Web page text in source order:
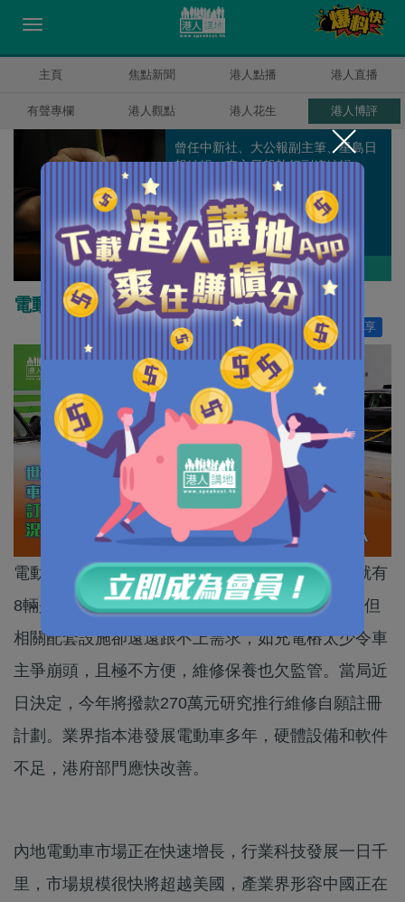
主頁 焦點新聞 港人點播 港人直播
有聲專欄 港人觀點 港人花生 港人博評
秦島
曾任中新社、大公報副主筆、星島日
報編輯，東方日報執行副總編輯。
作者其他博評
電動車政策滯後 不如直向內地取經
分享
109
電動車在本港愈來愈普及，平均每百輛私家車中就有
8輛是電動車，當中部分更是價值逾百萬的名車。但
相關配套設施卻遠遠跟不上需求，如充電樁太少令車
主爭崩頭，且極不方便，維修保養也欠監管。當局近
日決定，今年將撥款270萬元研究推行維修自願註冊
計劃。業界指本港發展電動車多年，硬體設備和軟件
不足，港府部門應快改善。
內地電動車市場正在快速增長，行業科技發展一日千
里，市場規模很快將超越美國，產業界形容中國正在